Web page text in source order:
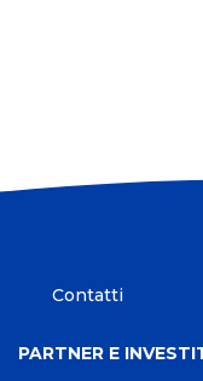
Contatti
PARTNER E